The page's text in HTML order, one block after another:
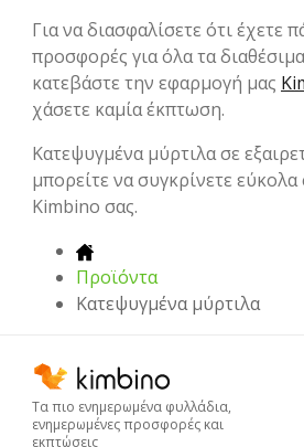
Για να διασφαλίσετε ότι έχετε
προσφορές για όλα τα
κατεβάστε την εφαρμογή μας
χάσετε καμία έκπτωση.
Κατεψυγμένα μύρτιλα σε
μπορείτε να συγκρίνετε
Kimbino σας.
Προϊόντα
Κατεψυγμένα μύρτιλα
Τα πιο ενημερωμένα φυλλάδια,
ενημερωμένες προσφορές και
εκπτώσεις